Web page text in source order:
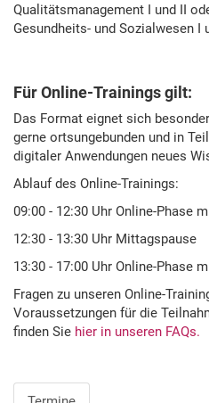
Qualitätsmanagement I und II
Gesundheits- und Sozialwesen I
Für Online-Trainings gilt:
Das Format eignet sich
gerne ortsungebunden und in
digitaler Anwendungen neues
Ablauf des Online-Trainings:
09:00 - 12:30 Uhr Online-Phase
12:30 - 13:30 Uhr Mittagspause
13:30 - 17:00 Uhr Online-Phase
Fragen zu unseren Online-
Voraussetzungen für die
finden Sie hier in unseren FAQs.